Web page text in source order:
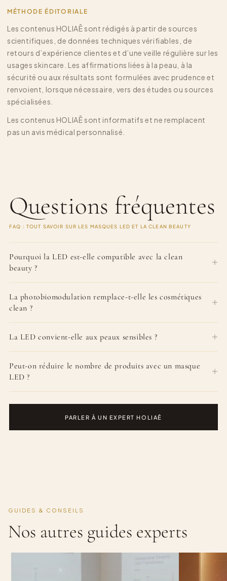
MÉTHODE ÉDITORIALE
Les contenus HOLIAĒ sont rédigés à partir de sources
scientifiques, de données techniques vérifiables, de
retours d’expérience clientes et d’une veille régulière sur les
usages skincare. Les affirmations liées à la peau, à la
sécurité ou aux résultats sont formulées avec prudence et
renvoient, lorsque nécessaire, vers des études ou sources
spécialisées.
Les contenus HOLIAĒ sont informatifs et ne remplacent
pas un avis médical personnalisé.
Questions fréquentes
FAQ : TOUT SAVOIR SUR LES MASQUES LED ET LA CLEAN BEAUTY
Pourquoi la LED est-elle compatible avec la clean
beauty ?
La photobiomodulation remplace-t-elle les cosmétiques
clean ?
La LED convient-elle aux peaux sensibles ?
Peut-on réduire le nombre de produits avec un masque
LED ?
PARLER À UN EXPERT HOLIAĒ
GUIDES & CONSEILS
Nos autres guides experts